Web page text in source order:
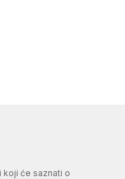
koji će saznati o